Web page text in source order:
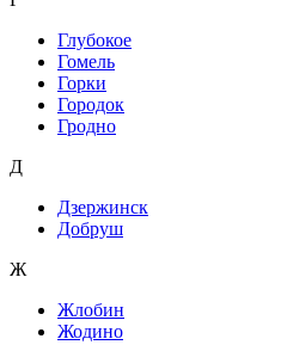
Глубокое
Гомель
Горки
Городок
Гродно
Д
Дзержинск
Добруш
Ж
Жлобин
Жодино